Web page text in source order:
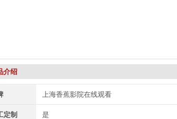
介绍
上海香蕉影院在线观看
定制 是